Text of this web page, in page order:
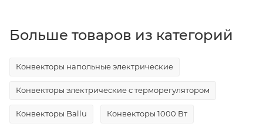
Больше товаров из категорий
Конвекторы напольные электрические
Конвекторы электрические с терморегулятором
Конвекторы Ballu Конвекторы 1000 Вт